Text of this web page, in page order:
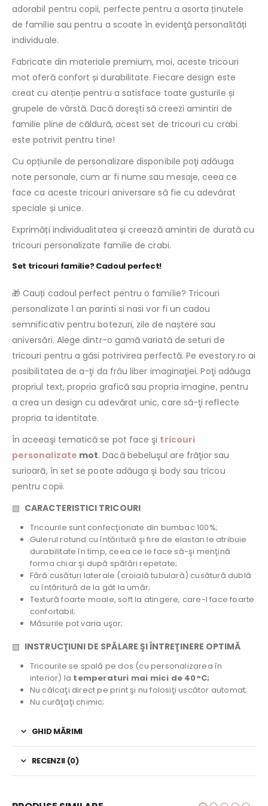
adorabil pentru copii, perfecte pentru a asorta ținutele
de familie sau pentru a scoate în evidenţă personalități
individuale.
Fabricate din materiale premium, moi, aceste tricouri
mot oferă confort și durabilitate. Fiecare design este
creat cu atenție pentru a satisface toate gusturile și
grupele de vârstă. Dacă doreşti să creezi amintiri de
familie pline de căldură, acest set de tricouri cu crabi
este potrivit pentru tine!
Cu opțiunile de personalizare disponibile poţi adăuga
note personale, cum ar fi nume sau mesaje, ceea ce
face ca aceste tricouri aniversare să fie cu adevărat
speciale și unice.
Exprimăți individualitatea și creează amintiri de durată cu
tricouri personalizate familie de crabi.
Set tricouri familie? Cadoul perfect!
🎁 Cauți cadoul perfect pentru o familie? Tricouri
personalizate 1 an parinti si nasi vor fi un cadou
semnificativ pentru botezuri, zile de naștere sau
aniversări. Alege dintr-o gamă variată de seturi de
tricouri pentru a găsi potrivirea perfectă. Pe evestory.ro ai
posibilitatea de a-ţi da frâu liber imaginaţiei. Poţi adăuga
propriul text, propria grafică sau propria imagine, pentru
a crea un design cu adevărat unic, care să-ţi reflecte
propria ta identitate.
În aceeaşi tematică se pot face şi tricouri
personalizate mot. Dacă bebeluşul are frăţior sau
surioară, în set se poate adăuga şi body sau tricou
pentru copii.
▧ CARACTERISTICI TRICOURI
Tricourile sunt confecţionate din bumbac 100%;
Gulerul rotund cu întăritură şi fire de elastan le atribuie
durabilitate în timp, ceea ce le face să-şi menţină
forma chiar şi după spălări repetate;
Fără cusături laterale (croială tubulară) cusătură dublă
cu întăritură de la gât la umăr;
Textură foarte moale, soft la atingere, care-l face foarte
confortabil;
Măsurile pot varia uşor;
▧ INSTRUCŢIUNI DE SPĂLARE ŞI ÎNTREŢINERE OPTIMĂ
Tricourile se spală pe dos (cu personalizarea în
interior) la temperaturi mai mici de 40°C;
Nu călcaţi direct pe print şi nu folosiţi uscător automat;
Nu curăţaţi chimic;
GHID MĂRIMI
RECENZII (0)